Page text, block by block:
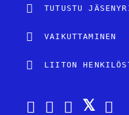
TUTUSTU
VAIKUTTAMINEN
LIITON